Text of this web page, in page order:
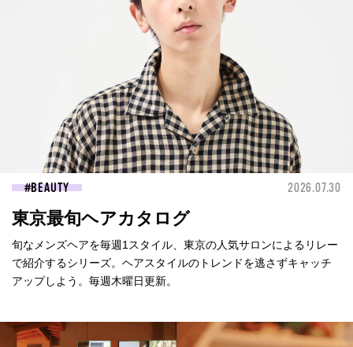
BEAUTY 2026.07.30
東京最旬ヘアカタログ
旬なメンズヘアを毎週1スタイル、東京の人気サロンによるリレー
で紹介するシリーズ。ヘアスタイルのトレンドを逃さずキャッチ
アップしよう。毎週木曜日更新。